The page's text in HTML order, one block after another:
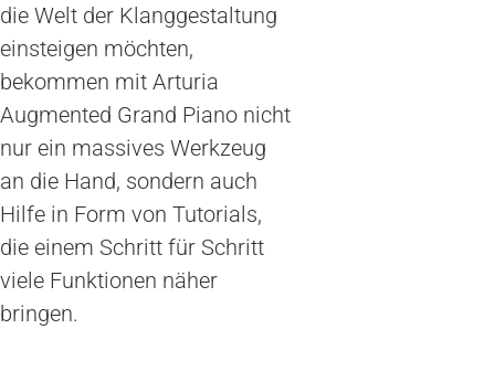
die Welt der Klanggestaltung
einsteigen möchten,
bekommen mit Arturia
Augmented Grand Piano nicht
nur ein massives Werkzeug
an die Hand, sondern auch
Hilfe in Form von Tutorials,
die einem Schritt für Schritt
viele Funktionen näher
bringen.